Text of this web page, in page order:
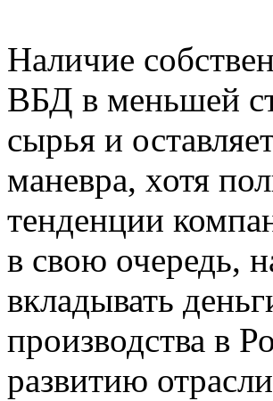
Наличие
ВБД в меньшей
сырья и
маневра, хотя
тенденции
в свою очередь,
вкладывать
производства в
развитию